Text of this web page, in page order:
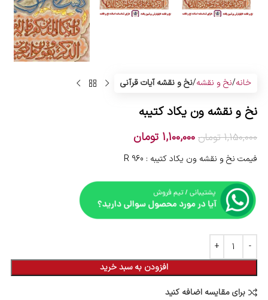
خانه نخ و نقشه نخ و نقشه آیات قرآنی
نخ و نقشه ون یکاد کتیبه
1,150,000 تومان 1,100,000 تومان
فیمت نخ و نقشه ون یکاد کتیبه : R 960
افزودن به سبد خرید
برای مقایسه اضافه کنید